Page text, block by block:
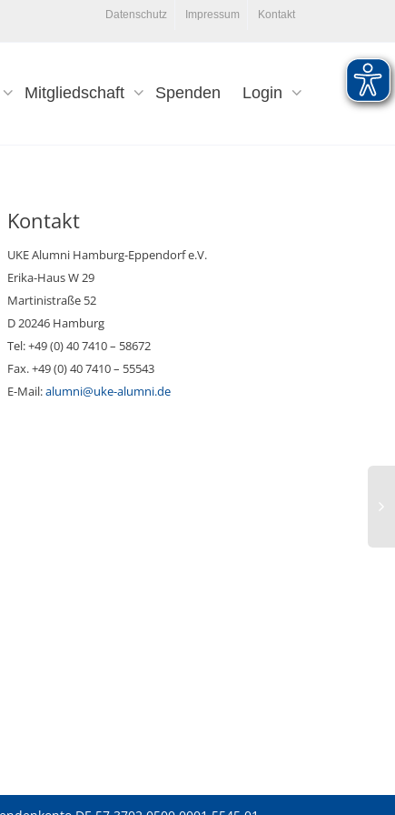
Datenschutz Impressum Kontakt
Mitgliedschaft Spenden Login
Kontakt
UKE Alumni Hamburg-Eppendorf e.V.
Erika-Haus W 29
Martinistraße 52
D 20246 Hamburg
Tel: +49 (0) 40 7410 – 58672
Fax. +49 (0) 40 7410 – 55543
E-Mail:alumni@uke-alumni.de